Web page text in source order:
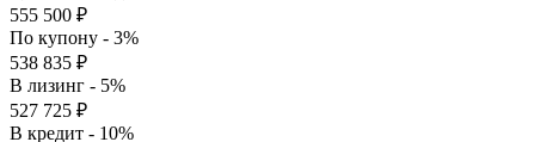
555 500 ₽
По купону - 3%
538 835 ₽
В лизинг - 5%
527 725 ₽
В кредит - 10%